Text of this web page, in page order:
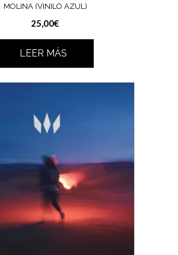
MOLINA (VINILO AZUL)
25,00€
LEER MÁS